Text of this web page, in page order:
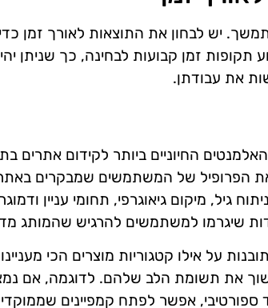
יש לבחון את התוצאות לאורך זמן
תקופות זמן קבועות לבחינה, כך שניתן
את עבודתן.
החיוניים ביותר לקידום אתרים
את הפרופיל של המשתמשים שמבקרים
גיל, מיקום גיאוגרפי, תחומי עניין
שיגרמו למשתמשים להרגיש שהמותג
על אילו קטגוריות מוצרים הכי
את תשומת הלב שלהם. לדוגמה, אם
ספורטיבי, אפשר לפתח קמפיינים